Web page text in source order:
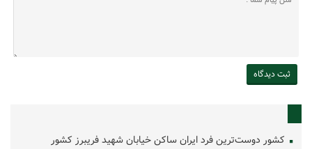
کشور دوست‌ترین فرد ایران ساکن خیابان شهید فریبرز کشور